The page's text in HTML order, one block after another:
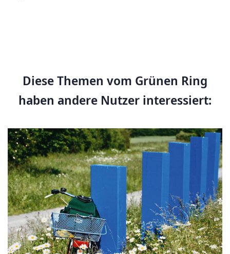
Diese Themen vom Grünen Ring
haben andere Nutzer interessiert: